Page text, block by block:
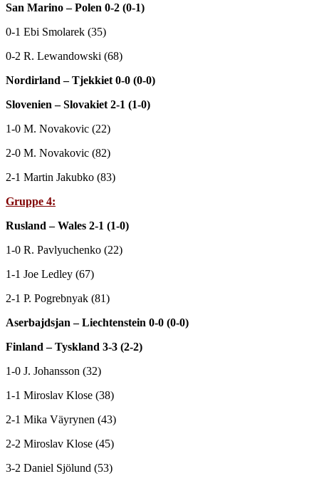
San Marino – Polen 0-2 (0-1)
0-1 Ebi Smolarek (35)
0-2 R. Lewandowski (68)
Nordirland – Tjekkiet 0-0 (0-0)
Slovenien – Slovakiet 2-1 (1-0)
1-0 M. Novakovic (22)
2-0 M. Novakovic (82)
2-1 Martin Jakubko (83)
Gruppe 4:
Rusland – Wales 2-1 (1-0)
1-0 R. Pavlyuchenko (22)
1-1 Joe Ledley (67)
2-1 P. Pogrebnyak (81)
Aserbajdsjan – Liechtenstein 0-0 (0-0)
Finland – Tyskland 3-3 (2-2)
1-0 J. Johansson (32)
1-1 Miroslav Klose (38)
2-1 Mika Väyrynen (43)
2-2 Miroslav Klose (45)
3-2 Daniel Sjölund (53)